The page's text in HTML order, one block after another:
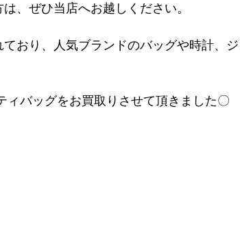
、ぜひ当店へお越しください。
おり、人気ブランドのバッグや時計、ジ
ィバッグをお買取りさせて頂きました〇